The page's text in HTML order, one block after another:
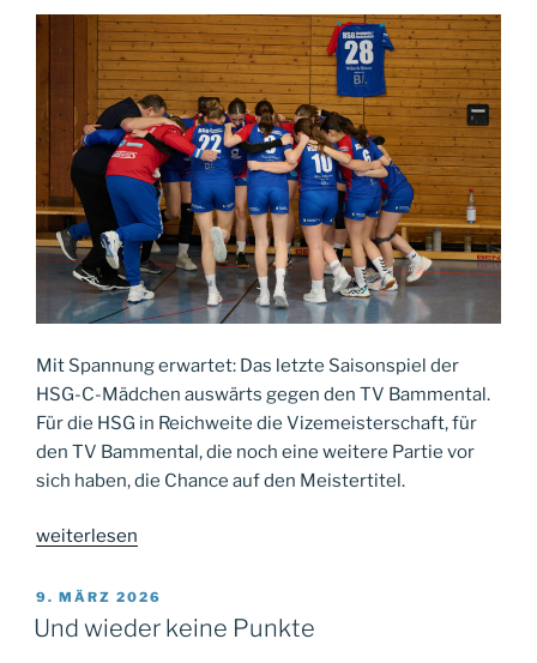
Mit Spannung erwartet: Das letzte Saisonspiel der
HSG-C-Mädchen auswärts gegen den TV Bammental.
Für die HSG in Reichweite die Vizemeisterschaft, für
den TV Bammental, die noch eine weitere Partie vor
sich haben, die Chance auf den Meistertitel.
„The
Countdown“
weiterlesen
VERÖFFENTLICHT
AM
9. MÄRZ 2026
Und wieder keine Punkte